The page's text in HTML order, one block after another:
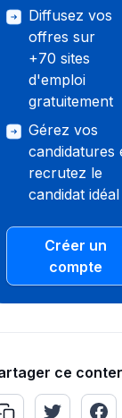
Diffusez vos
offres sur
+70 sites
d'emploi
gratuitement
Gérez vos
candidatures
recrutez le
candidat idéal
Créer un
compte
ce